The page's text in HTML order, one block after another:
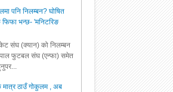
पनि निलम्बन? घोषित
फिफा भन्छ- 'मनिटरिङ
संघ (क्यान) को निलम्बन
फुटबल संघ (एन्फा) समेत
मात्र ठाउँ गोकुलम , अब